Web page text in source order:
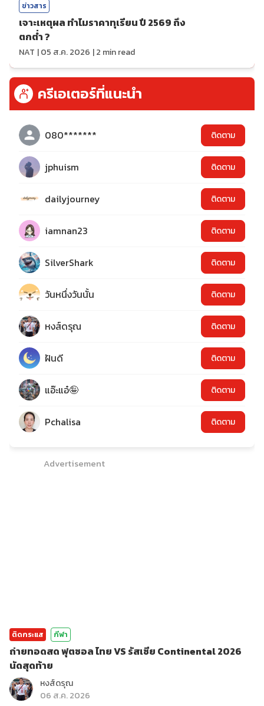
ข่าวสาร
เจาะเหตุผล ทำไมราคาทุเรียน ปี 2569 ถึง
ตกต่ำ ?
NAT |05 ส.ค. 2026 |2 min read
ครีเอเตอร์ที่แนะนำ
080******* ติดตาม
jphuism ติดตาม
dailyjourney ติดตาม
iamnan23 ติดตาม
SilverShark ติดตาม
วันหนึ่งวันนั้น ติดตาม
หงส์ดรุณ ติดตาม
ฝันดี ติดตาม
แอ๊ะแอ๋🤪 ติดตาม
Pchalisa ติดตาม
Advertisement
ติดกระแส กีฬา
ถ่ายทอดสด ฟุตซอล ไทย VS รัสเซีย Continental 2026
นัดสุดท้าย
หงส์ดรุณ
06 ส.ค. 2026